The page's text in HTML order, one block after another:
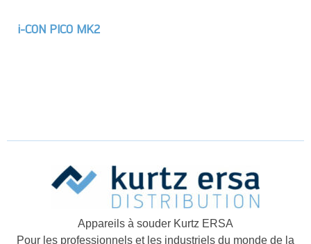
i-CON PICO MK2
Appareils à souder Kurtz ERSA
Pour les professionnels et les industriels du monde de la